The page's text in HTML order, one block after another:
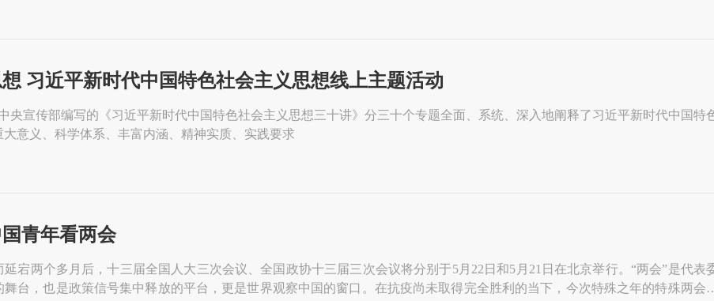
习近平新时代中国特色社会主义思想线上主题活动
央宣传部编写的《习近平新时代中国特色社会主义思想三十讲》分三十个专题全面、系统、深入地阐释了习近平新时代中国特
意义、科学体系、丰富内涵、精神实质、实践要求
青年看两会
延宕两个多月后，十三届全国人大三次会议、全国政协十三届三次会议将分别于5月22日和5月21日在北京举行。“两会”是代表
舞台，也是政策信号集中释放的平台，更是世界观察中国的窗口。在抗疫尚未取得完全胜利的当下，今次特殊之年的特殊两会